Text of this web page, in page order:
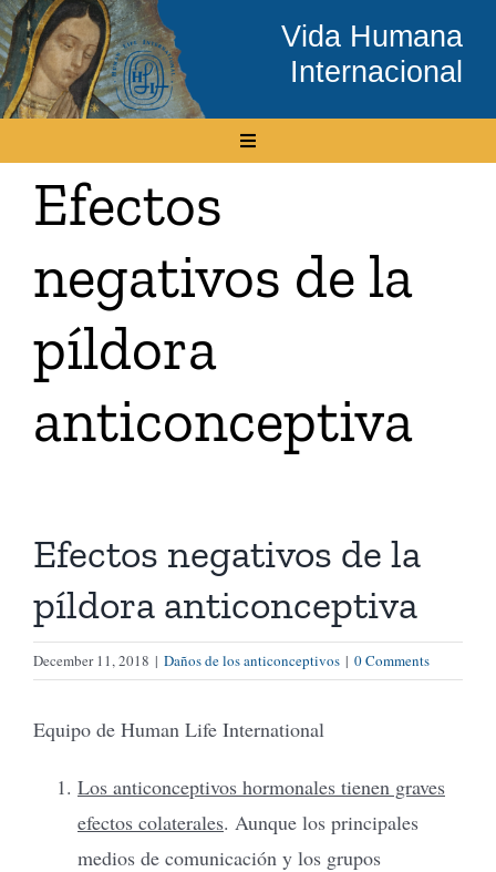
Skip
to
content
Vida Humana
Internacional
Toggle
Inicio
Conócenos
Temas
Boletín Electrónico
Tienda Virtual
Buscar
Efectos
negativos de la
píldora
anticonceptiva
Efectos negativos de la
píldora anticonceptiva
December 11, 2018 | Daños de los anticonceptivos | 0 Comments
Equipo de Human Life International
Los anticonceptivos hormonales tienen graves
efectos colaterales. Aunque los principales
medios de comunicación y los grupos